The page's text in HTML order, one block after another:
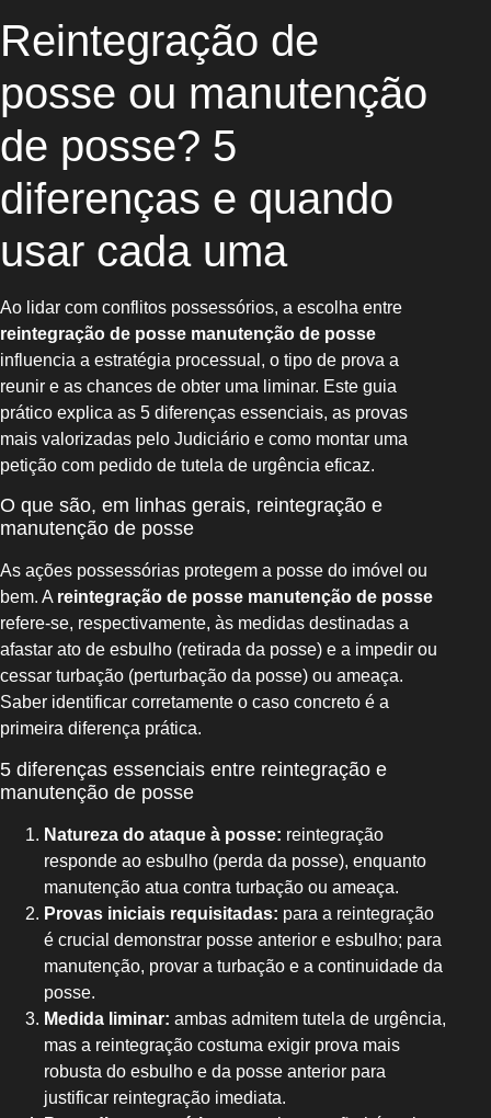
Reintegração de
posse ou manutenção
de posse? 5
diferenças e quando
usar cada uma
Ao lidar com conflitos possessórios, a escolha entre
reintegração de posse manutenção de posse
influencia a estratégia processual, o tipo de prova a
reunir e as chances de obter uma liminar. Este guia
prático explica as 5 diferenças essenciais, as provas
mais valorizadas pelo Judiciário e como montar uma
petição com pedido de tutela de urgência eficaz.
O que são, em linhas gerais, reintegração e
manutenção de posse
As ações possessórias protegem a posse do imóvel ou
bem. A reintegração de posse manutenção de posse
refere-se, respectivamente, às medidas destinadas a
afastar ato de esbulho (retirada da posse) e a impedir ou
cessar turbação (perturbação da posse) ou ameaça.
Saber identificar corretamente o caso concreto é a
primeira diferença prática.
5 diferenças essenciais entre reintegração e
manutenção de posse
Natureza do ataque à posse: reintegração
responde ao esbulho (perda da posse), enquanto
manutenção atua contra turbação ou ameaça.
Provas iniciais requisitadas: para a reintegração
é crucial demonstrar posse anterior e esbulho; para
manutenção, provar a turbação e a continuidade da
posse.
Medida liminar: ambas admitem tutela de urgência,
mas a reintegração costuma exigir prova mais
robusta do esbulho e da posse anterior para
justificar reintegração imediata.